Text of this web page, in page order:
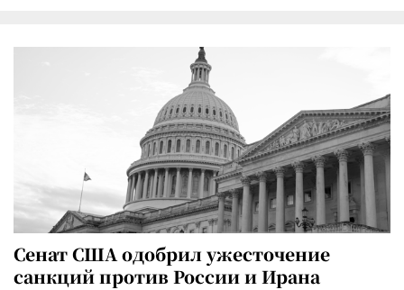
Сенат США одобрил ужесточение
санкций против России и Ирана